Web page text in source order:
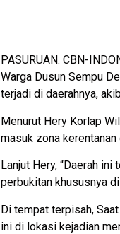
PASURUAN. CBN-
Warga Dusun Sempu
terjadi di daerahnya,
Menurut Hery Korlap
masuk zona
Lanjut Hery, “Daerah
perbukitan khususnya
Di tempat terpisah,
ini di lokasi kejadian